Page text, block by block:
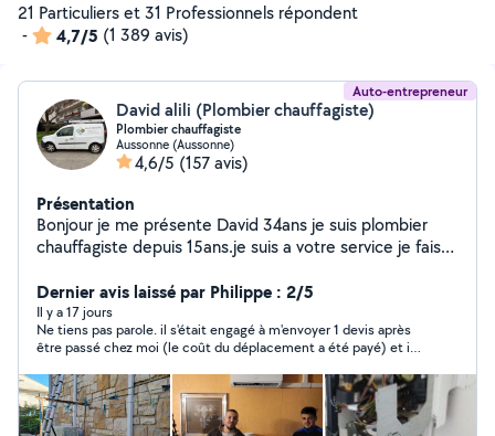
21 Particuliers et 31 Professionnels répondent
-
4,7/5 (1 389 avis)
Auto-entrepreneur
David alili (Plombier chauffagiste)
Plombier chauffagiste
Aussonne (Aussonne)
4,6/5 (157 avis)
Présentation
Bonjour je me présente David 34ans je suis plombier
chauffagiste depuis 15ans.je suis a votre service je fais
Dernier avis laissé par Philippe : 2/5
Il y a 17 jours
Ne tiens pas parole. il s'était engagé à m'envoyer 1 devis après
être passé chez moi (le coût du déplacement a été payé) et il
voisin pour recevoir le devis promis. Il ne m'a pas laissé son
contact pour faciliter les échanges. Bilan= me laisse avec 1
chauffe eau dans l'état où il était avant la prestation, sans autre